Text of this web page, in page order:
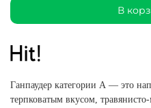
В
Ганпаудер категории А — это
терпковатым вкусом,